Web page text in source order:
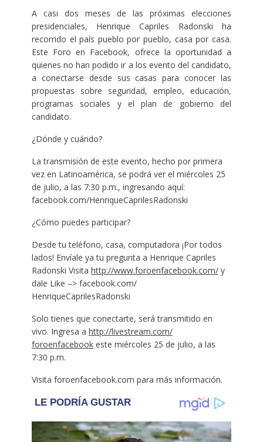
A casi dos meses de las próximas elecciones
presidenciales, Henrique Capriles Radonski ha
recorrido el país pueblo por pueblo, casa por casa.
Este Foro en Facebook, ofrece la oportunidad a
quienes no han podido ir a los evento del candidato,
a conectarse desde sus casas para conocer las
propuestas sobre seguridad, empleo, educación,
programas sociales y el plan de gobierno del
candidato.
¿Dónde y cuándo?
La transmisión de este evento, hecho por primera
vez en Latinoamérica, se podrá ver el miércoles 25
de julio, a las 7:30 p.m., ingresando aquí:
facebook.com/HenriqueCaprilesRadonski
¿Cómo puedes participar?
Desde tu teléfono, casa, computadora ¡Por todos
lados! Envíale ya tu pregunta a Henrique Capriles
Radonski Visita http://www.foroenfacebook.com/y
dale Like –> facebook.com/
HenriqueCaprilesRadonski
Solo tienes que conectarte, será transmitido en
vivo. Ingresa a http://livestream.com/
foroenfacebookeste miércoles 25 de julio, a las
7:30 p.m.
Visita foroenfacebook.com para más información.